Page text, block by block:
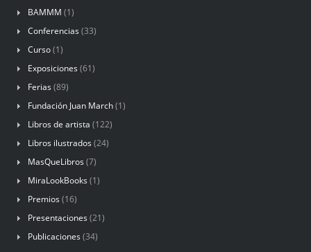
BAMMM (1)
Conferencias (33)
Curso(1)
Exposiciones (61)
Ferias (89)
Fundación Juan March(1)
Libros de artista (122)
Libros ilustrados (24)
MasQueLibros (7)
MiraLookBooks (1)
Premios (16)
Presentaciones (21)
Publicaciones (34)